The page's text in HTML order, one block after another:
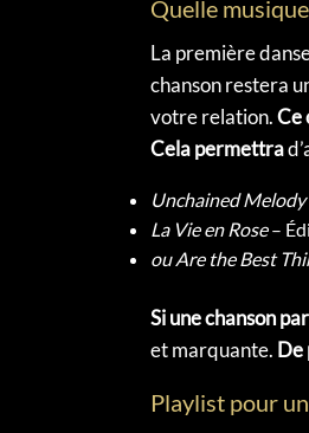
Quelle
La première
chanson restera
votre relation.Ce
Cela permettra
Unchained Melody
La Vie en Rose–
ou Are the Best
Si une chanson
et marquante. De
Playlist pour